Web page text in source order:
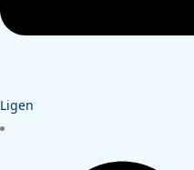
Ligen